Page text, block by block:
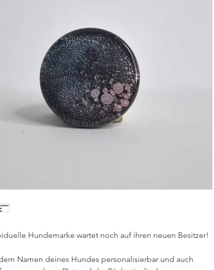
Hundemarke wartet noch auf ihren neuen Besitzer!
Namen deines Hundes personalisierbar und auch